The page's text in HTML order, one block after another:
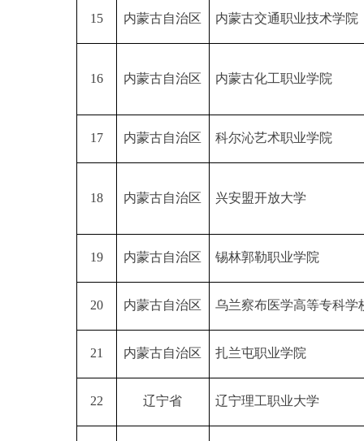
15 内蒙古自治区 内蒙古交通职业技术学院
16 内蒙古自治区 内蒙古化工职业学院
17 内蒙古自治区 科尔沁艺术职业学院
18 内蒙古自治区 兴安盟开放大学
19 内蒙古自治区 锡林郭勒职业学院
20 内蒙古自治区 乌兰察布医学高等专科学
21 内蒙古自治区 扎兰屯职业学院
22 辽宁省 辽宁理工职业大学